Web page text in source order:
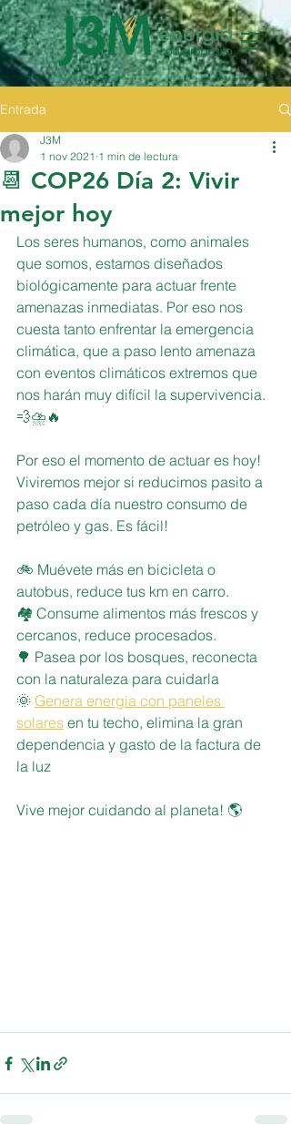
Entrada
📆 COP26 Día 2: Vivir
mejor hoy
J3M
1 nov 2021 1 min de lectura
Los seres humanos, como animales
que somos, estamos diseñados
biológicamente para actuar frente
amenazas inmediatas. Por eso nos
cuesta tanto enfrentar la emergencia
climática, que a paso lento amenaza
con eventos climáticos extremos que
nos harán muy difícil la supervivencia.
💨⛈🔥
Por eso el momento de actuar es hoy!
Viviremos mejor si reducimos pasito a
paso cada día nuestro consumo de
petróleo y gas. Es fácil!
🚲 Muévete más en bicicleta o
autobus, reduce tus km en carro.
🏘 Consume alimentos más frescos y
cercanos, reduce procesados.
🌳 Pasea por los bosques, reconecta
con la naturaleza para cuidarla
🌞 Genera energía con paneles
solares en tu techo, elimina la gran
dependencia y gasto de la factura de
la luz
Vive mejor cuidando al planeta! 🌎